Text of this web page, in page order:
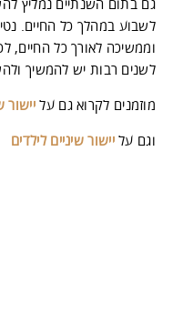
גם בתום השנתיים נמליץ
לשבוע במהלך כל החיים.
וממשיכה לאורך כל החיים,
לשנים רבות יש להמשיך
מוזמנים לקרוא גם על יישור
וגם עליישור שיניים לילדים